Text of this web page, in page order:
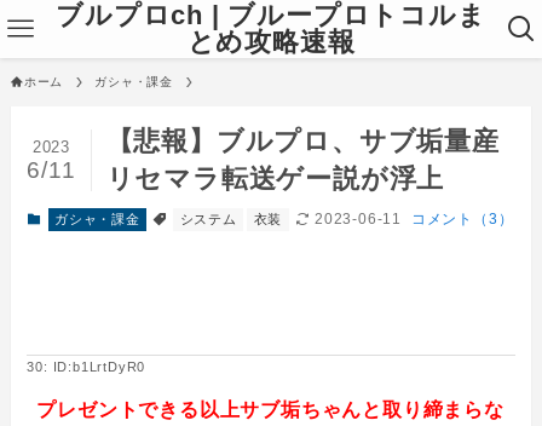
ブルプロch | ブループロトコルま
とめ攻略速報
ホーム ガシャ・課金
【悲報】ブルプロ、サブ垢量産
リセマラ転送ゲー説が浮上
2023
6/11
ガシャ・課金 システム 衣装 2023-06-11 コメント（3）
30: ID:b1LrtDyR0
プレゼントできる以上サブ垢ちゃんと取り締まらな